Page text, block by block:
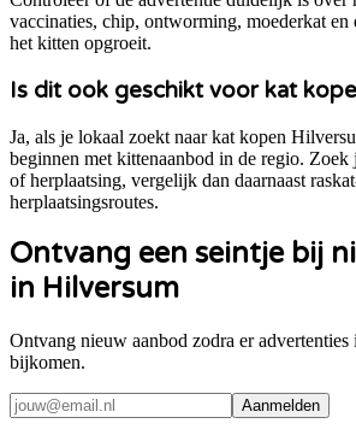
vaccinaties, chip, ontworming, moederkat en
het kitten opgroeit.
Is dit ook geschikt voor kat
Ja, als je lokaal zoekt naar kat kopen
beginnen met kittenaanbod in de regio. Zoek
of herplaatsing, vergelijk dan daarnaast
herplaatsingsroutes.
Ontvang een seintje bij
in Hilversum
Ontvang nieuw aanbod zodra er advertenties
bijkomen.
Aanmelden